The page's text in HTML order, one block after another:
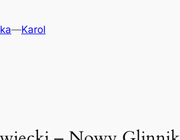
—Karol